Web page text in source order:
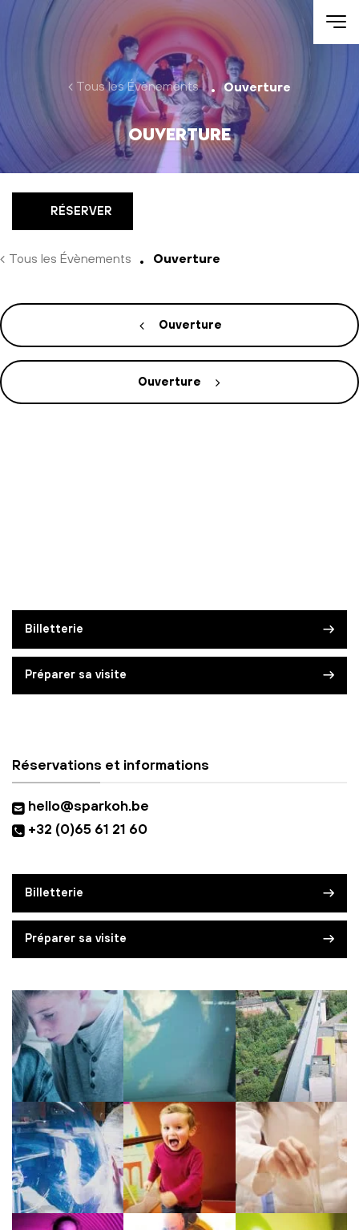
Aller au contenu
Tous les Évènements Ouverture
Ouverture
RÉSERVER
Billetterie
Préparer sa visite
Tous les Évènements Ouverture
Ouverture
Ouverture
Réservations et informations
hello@sparkoh.be
+32 (0)65 61 21 60
Billetterie
Préparer sa visite